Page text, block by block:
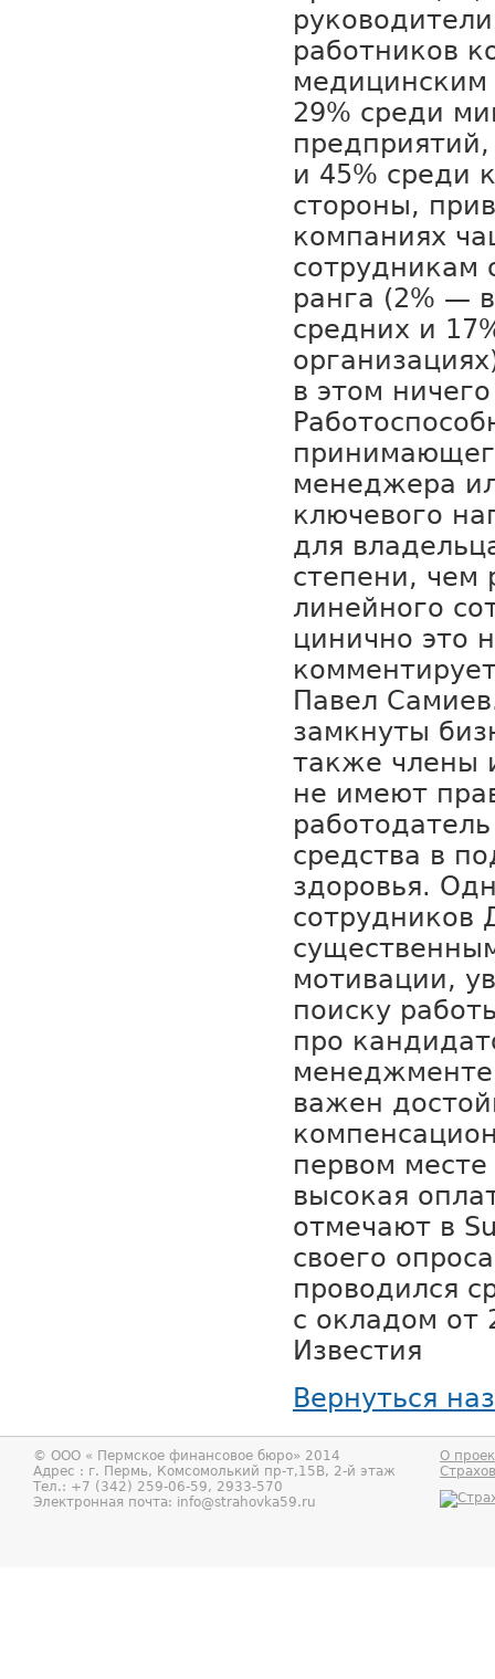
работников
медицинским
29% среди
и 45% среди
стороны,
компаниях
сотрудникам
ранга (2% —
средних и
в этом
менеджера
ключевого
для
степени, чем
линейного
цинично это
Павел
замкнуты
также члены
не имеют
средства в
здоровья.
сотрудников
мотивации,
поиску
про
важен
первом
высокая
отмечают в
своего
проводился
с окладом от
Известия
Вернуться
© ООО « Пермское финансовое бюро» 2014
Адрес : г. Пермь, Комсомолький пр-т,15В, 2-й этаж
Тел.: +7 (342) 259-06-59, 2933-570
Электронная почта: info@strahovka59.ru
О